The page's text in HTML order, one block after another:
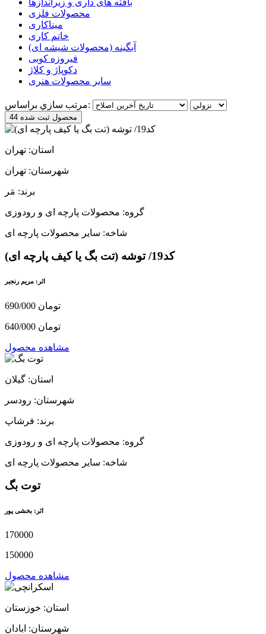
بافته های داری و زیراندازها
محصولات فلزی
میناکاری
خاتم کاری
آبگینه (محصولات شیشه ای)
فیروزه کوبی
دکوپاژ و کلاژ
سایر محصولات هنری
مرتب سازي براساس:
44 محصول ثبت شده
استان: تهران
شهرستان: تهران
برند: مَر
گروه: محصولات پارچه ای و رودوزی
شاخه: سایر محصولات پارچه ای
کد19/ توشه (تت بگ یا کیف پارچه ای)
اثر: مریم رنجبر
690/000 تومان
640/000 تومان
مشاهده محصول
استان: گیلان
شهرستان: رودسر
برند: فرشاپ
گروه: محصولات پارچه ای و رودوزی
شاخه: سایر محصولات پارچه ای
توت بگ
اثر: بخشی پور
170000
150000
مشاهده محصول
استان: خوزستان
شهرستان: ابادان